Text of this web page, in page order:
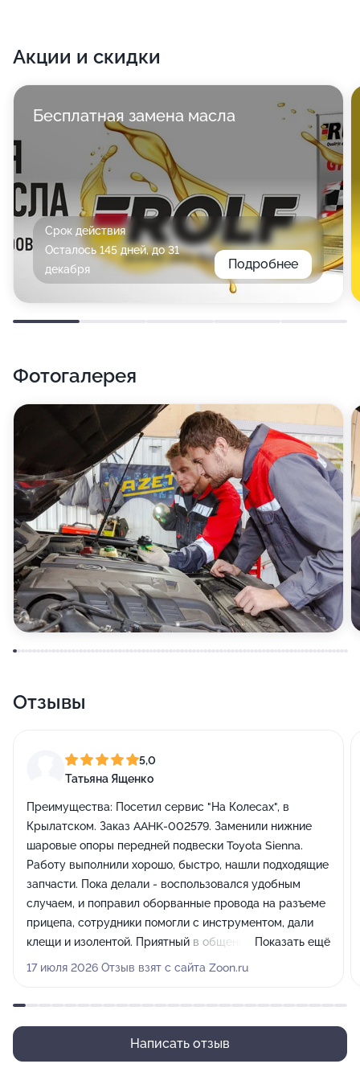
Акции и скидки
Бесплатная замена масла
Срок действия
Осталось 145 дней, до 31
декабря
Подробнее
Фотогалерея
Отзывы
5,0
Татьяна Ященко
Преимущества: Посетил сервис "На Колесах", в
Крылатском. Заказ AAHK-002579. Заменили нижние
шаровые опоры передней подвески Toyota Sienna.
Работу выполнили хорошо, быстро, нашли подходящие
запчасти. Пока делали - воспользовался удобным
случаем, и поправил оборванные провода на разъеме
прицепа, сотрудники помогли с инструментом, дали
клещи и изолентой. Приятный в общении коллектив.
Показали еще пару поводов для визита, явно по делу.
Показали еще пару поводов для визита, явно по делу.
Показать ещё
17 июля 2026 Отзыв взят с сайта Zoon.ru
Написать отзыв